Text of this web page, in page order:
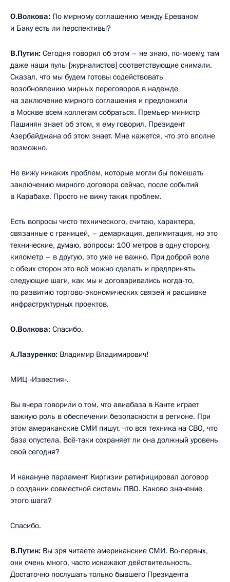
О.Волкова: По мирному соглашению между Ереваном
и Баку есть ли перспективы?
В.Путин: Сегодня говорил об этом – не знаю, по-моему, там
даже наши пулы [журналистов] соответствующие снимали.
Сказал, что мы будем готовы содействовать
возобновлению мирных переговоров в надежде
на заключение мирного соглашения и предложили
в Москве всем коллегам собраться. Премьер-министр
Пашинян знает об этом, я ему говорил, Президент
Азербайджана об этом знает. Мне кажется, что это вполне
возможно.
Не вижу никаких проблем, которые могли бы помешать
заключению мирного договора сейчас, после событий
в Карабахе. Просто не вижу таких проблем.
Есть вопросы чисто технического, считаю, характера,
связанные с границей, – демаркация, делимитация, но это
технические, думаю, вопросы: 100 метров в одну сторону,
километр – в другую, это уже не важно. При доброй воле
с обеих сторон это всё можно сделать и предпринять
следующие шаги, как мы и договаривались когда-то,
по развитию торгово-экономических связей и расшивке
инфраструктурных проектов.
О.Волкова: Спасибо.
А.Лазуренко: Владимир Владимирович!
МИЦ «Известия».
Вы вчера говорили о том, что авиабаза в Канте играет
важную роль в обеспечении безопасности в регионе. При
этом американские СМИ пишут, что вся техника на СВО, что
база опустела. Всё-таки сохраняет ли она должный уровень
свой сегодня?
И накануне парламент Киргизии ратифицировал договор
о создании совместной системы ПВО. Каково значение
этого шага?
Спасибо.
В.Путин: Вы зря читаете американские СМИ. Во-первых,
они очень много, часто искажают действительность.
Достаточно послушать только бывшего Президента